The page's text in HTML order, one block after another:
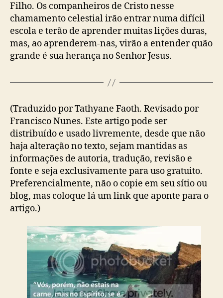
Filho. Os companheiros de Cristo nesse
chamamento celestial irão entrar numa difícil
escola e terão de aprender muitas lições duras,
mas, ao aprenderem-nas, virão a entender quão
grande é sua herança no Senhor Jesus.
(Traduzido por Tathyane Faoth. Revisado por
Francisco Nunes. Este artigo pode ser
distribuído e usado livremente, desde que não
haja alteração no texto, sejam mantidas as
informações de autoria, tradução, revisão e
fonte e seja exclusivamente para uso gratuito.
Preferencialmente, não o copie em seu sítio ou
blog, mas coloque lá um link que aponte para o
artigo.)